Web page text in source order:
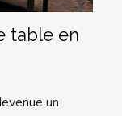
table en
un